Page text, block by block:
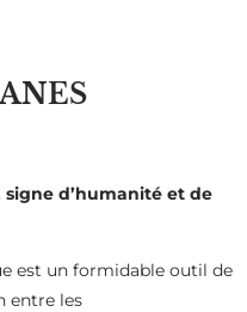
signe d’humanité et de
est un formidable outil de
entre les